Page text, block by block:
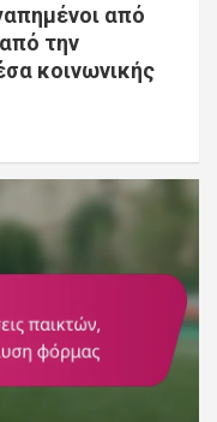
από
την
κοινωνικής